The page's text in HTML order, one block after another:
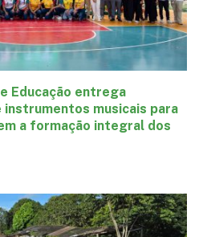
Educação entrega
musicais para
a formação integral dos